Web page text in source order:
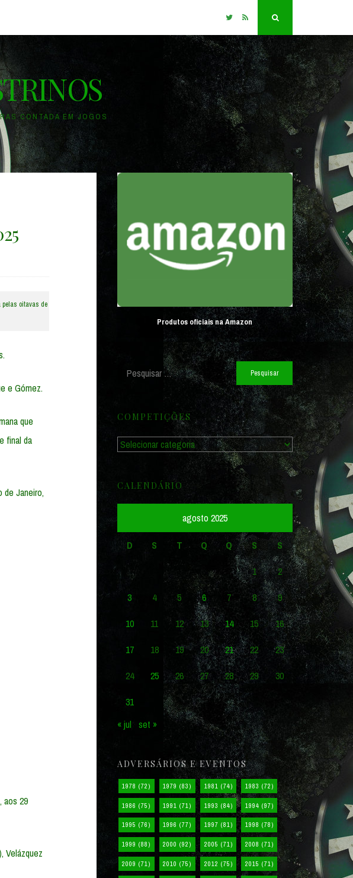
TwitterRSS
CONTADA EM JOGOS
oitavas de
e Gómez.
que
final da
de Janeiro,
aos 29
Velázquez
Produtos oficiais na Amazon
Pesquisar
por:
COMPETIÇÕES
Competições
CALENDÁRIO
agosto 2025
D S T Q Q S
S
1
2
3
4 5 6 7 8
9
10
11 12 13 14 15
16
17
18 19 20 21 22
23
24
25 26 27 28 29
30
31
« jul set »
ADVERSÁRIOS E EVENTOS
1978 (72) 1979 (83) 1981 (74) 1983 (72)
1986 (75) 1991 (71) 1993 (84) 1994 (97)
1995 (76) 1996 (77) 1997 (81) 1998 (78)
1999 (88) 2000 (92) 2005 (71) 2008 (71)
2009 (71) 2010 (75) 2012 (75) 2015 (71)